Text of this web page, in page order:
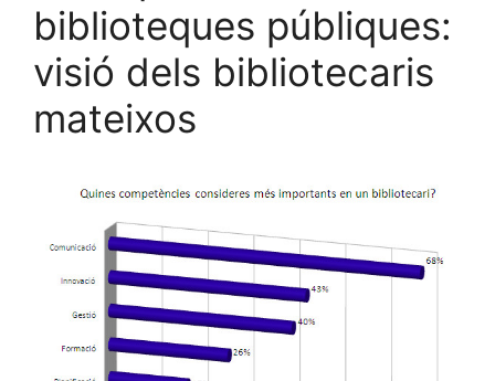
biblioteques públiques:
visió dels bibliotecaris
mateixos